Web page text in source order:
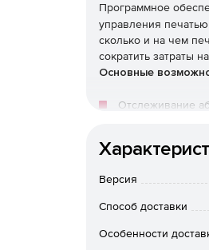
Программное
управления
сколько и на чем
сократить затраты
Основные
Отслеживание
участках сети.
Версия
Способ доставки
Особенности